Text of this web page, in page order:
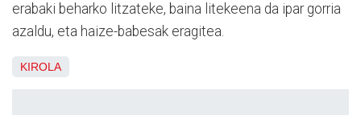
erabaki beharko litzateke, baina litekeena da ipar gorria
azaldu, eta haize-babesak eragitea.
KIROLA